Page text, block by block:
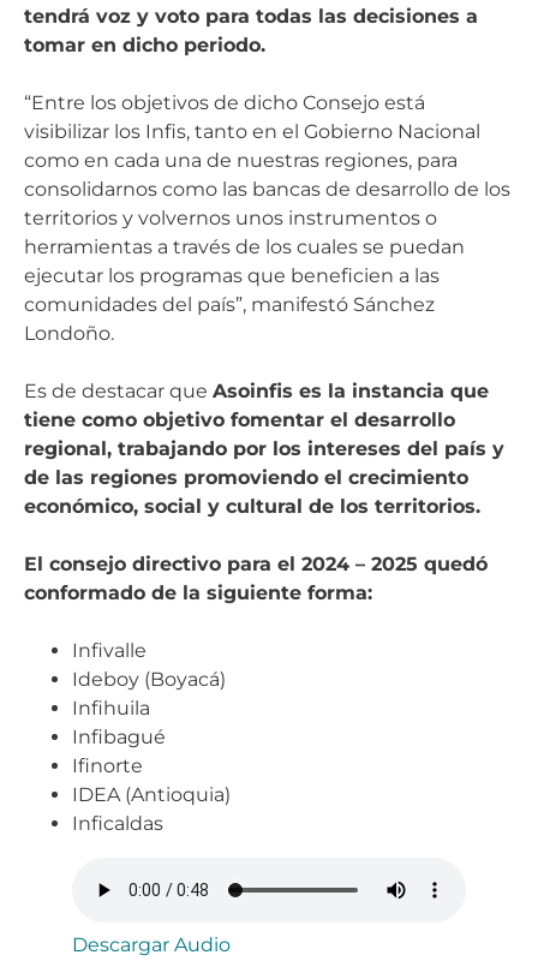
tendrá voz y voto para todas las decisiones a
tomar en dicho periodo.
“Entre los objetivos de dicho Consejo está
visibilizar los Infis, tanto en el Gobierno Nacional
como en cada una de nuestras regiones, para
consolidarnos como las bancas de desarrollo de los
territorios y volvernos unos instrumentos o
herramientas a través de los cuales se puedan
ejecutar los programas que beneficien a las
comunidades del país”, manifestó Sánchez
Londoño.
Es de destacar que Asoinfis es la instancia que
tiene como objetivo fomentar el desarrollo
regional, trabajando por los intereses del país y
de las regiones promoviendo el crecimiento
económico, social y cultural de los territorios.
El consejo directivo para el 2024 – 2025 quedó
conformado de la siguiente forma:
Infivalle
Ideboy (Boyacá)
Infihuila
Infibagué
Ifinorte
IDEA (Antioquia)
Inficaldas
Descargar Audio